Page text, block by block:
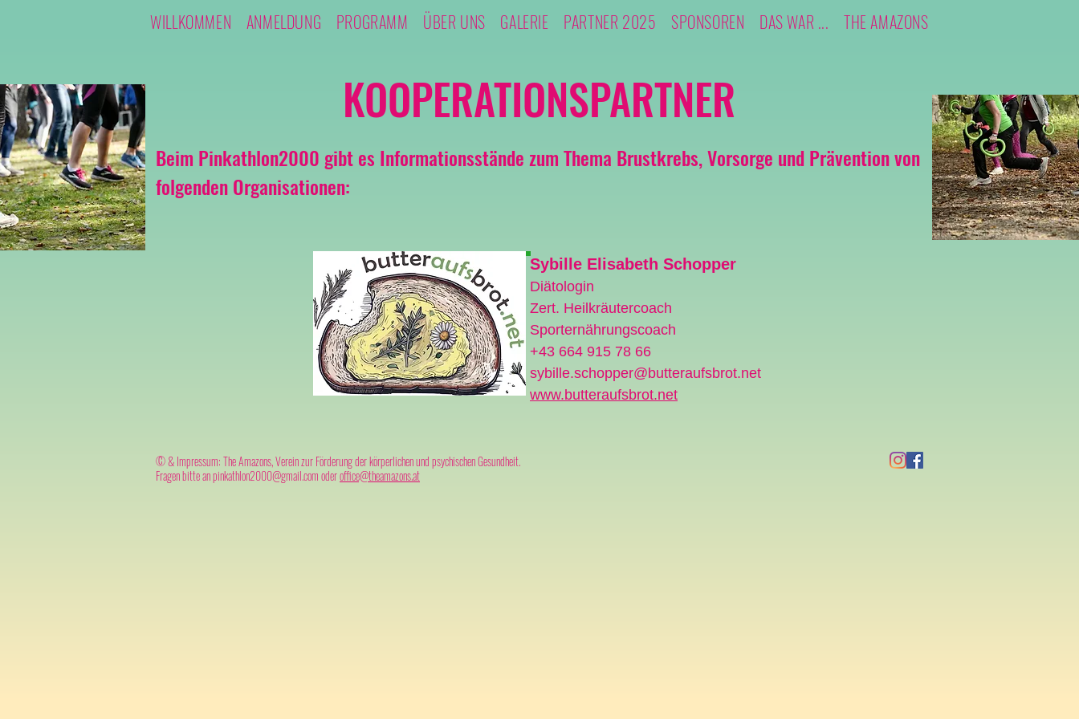
WILLKOMMEN ANMELDUNG PROGRAMM ÜBER UNS GALERIE PARTNER 2025 SPONSOREN DAS WAR ... THE AMAZONS
KOOPERATIONSPARTNER
Beim Pinkathlon2000 gibt es Informationsstände zum Thema Brustkrebs, Vorsorge und Prävention von
folgenden Organisationen:
Sybille Elisabeth Schopper
Diätologin
Zert. Heilkräutercoach
Sporternährungscoach
+43 664 915 78 66
sybille.schopper@butteraufsbrot.net
www.butteraufsbrot.net
© & Impressum: The Amazons, Verein zur Förderung der körperlichen und psychischen Gesundheit.
Fragen bitte anpinkathlon2000@gmail.comoderoffice@theamazons.at